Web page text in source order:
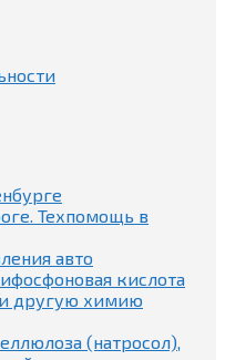
Техпомощь в
авто
кислота
и другую химию
(натросол),